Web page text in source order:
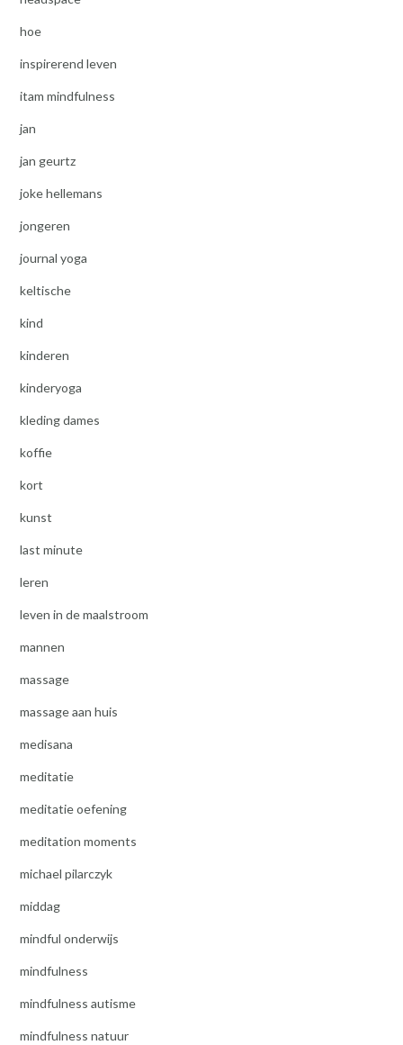
hoe
inspirerend leven
itam mindfulness
jan
jan geurtz
joke hellemans
jongeren
journal yoga
keltische
kind
kinderen
kinderyoga
kleding dames
koffie
kort
kunst
last minute
leren
leven in de maalstroom
mannen
massage
massage aan huis
medisana
meditatie
meditatie oefening
meditation moments
michael pilarczyk
middag
mindful onderwijs
mindfulness
mindfulness autisme
mindfulness natuur